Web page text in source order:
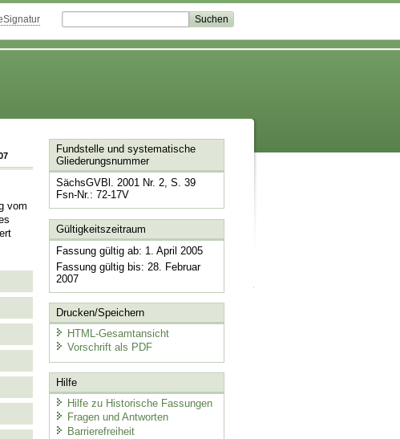
vom
Fundstelle und systematische
Gliederungsnummer
SächsGVBl. 2001 Nr. 2, S. 39
Fsn-Nr.: 72-17V
Gültigkeitszeitraum
Fassung gültig ab: 1. April 2005
Fassung gültig bis: 28. Februar
2007
Drucken/Speichern
HTML-Gesamtansicht
Vorschrift als PDF
Hilfe
Hilfe zu Historische Fassungen
Fragen und Antworten
Barrierefreiheit